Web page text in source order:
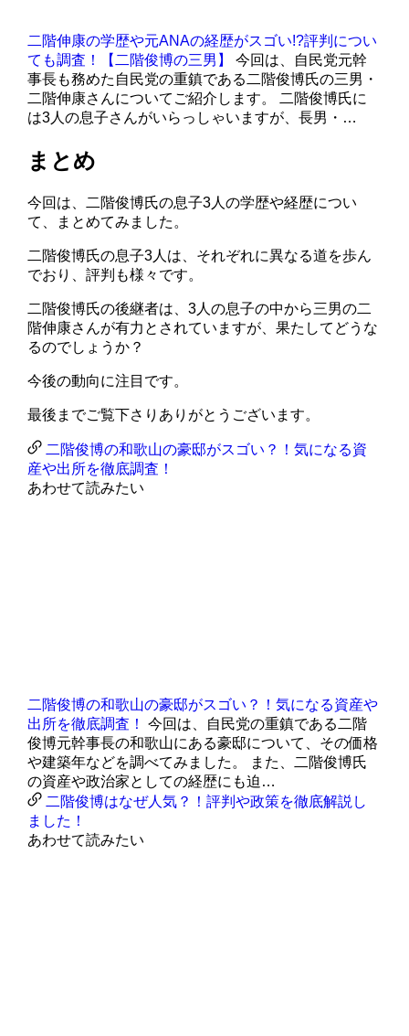
二階伸康の学歴や元ANAの経歴がスゴい!?評判につい
ても調査！【二階俊博の三男】
今回は、自民党元幹
事長も務めた自民党の重鎮である二階俊博氏の三男・
二階伸康さんについてご紹介します。 二階俊博氏に
は3人の息子さんがいらっしゃいますが、長男・…
まとめ
今回は、二階俊博氏の息子3人の学歴や経歴につい
て、まとめてみました。
二階俊博氏の息子3人は、それぞれに異なる道を歩ん
でおり、評判も様々です。
二階俊博氏の後継者は、3人の息子の中から三男の二
階伸康さんが有力とされていますが、果たしてどうな
るのでしょうか？
今後の動向に注目です。
最後までご覧下さりありがとうございます。
二階俊博の和歌山の豪邸がスゴい？！気になる資
産や出所を徹底調査！
あわせて読みたい
二階俊博の和歌山の豪邸がスゴい？！気になる資産や
出所を徹底調査！
今回は、自民党の重鎮である二階
俊博元幹事長の和歌山にある豪邸について、その価格
や建築年などを調べてみました。 また、二階俊博氏
の資産や政治家としての経歴にも迫…
二階俊博はなぜ人気？！評判や政策を徹底解説し
ました！
あわせて読みたい